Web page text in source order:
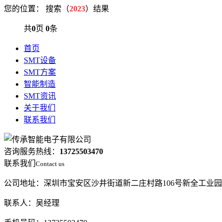
您的位置： 搜索（2023）结果
共0页 0条
首页
SMT设备
SMT方案
智能制造
SMT资讯
关于我们
联系我们
咨询服务热线： 13725503470
联系我们 Contact us
公司地址：深圳市宝安区沙井街道新二庄村路106号新全工业
联系人：吴经理